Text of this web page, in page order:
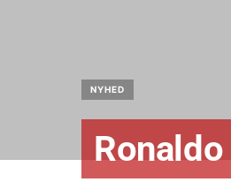
NYHED